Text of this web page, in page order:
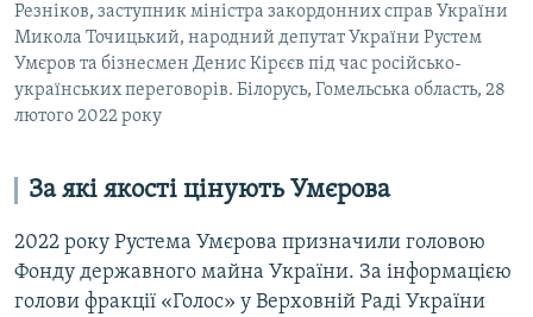
Резніков, заступник міністра закордонних справ України
Микола Точицький, народний депутат України Рустем
Умєров та бізнесмен Денис Кірєєв під час російсько-
українських переговорів. Білорусь, Гомельська область, 28
лютого 2022 року
За які якості цінують Умєрова
2022 року Рустема Умєрова призначили головою
Фонду державного майна України. За інформацією
голови фракції «Голос» у Верховній Раді України